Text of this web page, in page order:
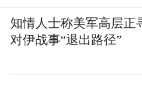
知情人士称美军高层正
对伊战事“退出路径”